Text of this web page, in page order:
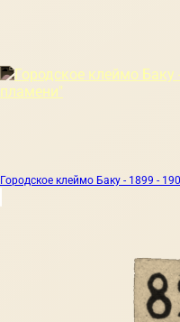
Городское клеймо Баку - 1899 -